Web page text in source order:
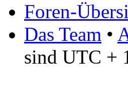
Foren-
Das Team •
sind UTC +